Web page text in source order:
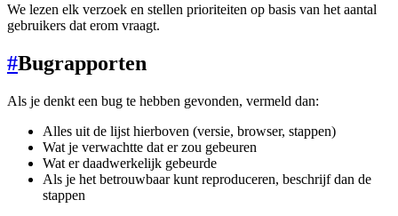
We lezen elk verzoek en stellen prioriteiten op basis van het aantal
gebruikers dat erom vraagt.
#Bugrapporten
Als je denkt een bug te hebben gevonden, vermeld dan:
Alles uit de lijst hierboven (versie, browser, stappen)
Wat je verwachtte dat er zou gebeuren
Wat er daadwerkelijk gebeurde
Als je het betrouwbaar kunt reproduceren, beschrijf dan de
stappen